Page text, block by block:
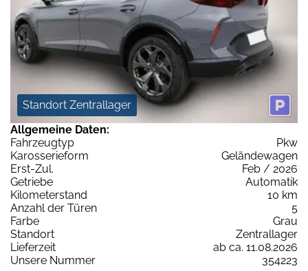
Standort Zentrallager
Allgemeine Daten:
Fahrzeugtyp
Pkw
Karosserieform
Geländewagen
Erst-Zul.
Feb / 2026
Getriebe
Automatik
Kilometerstand
10 km
Anzahl der Türen
5
Farbe
Grau
Standort
Zentrallager
Lieferzeit
ab ca. 11.08.2026
Unsere Nummer
354223